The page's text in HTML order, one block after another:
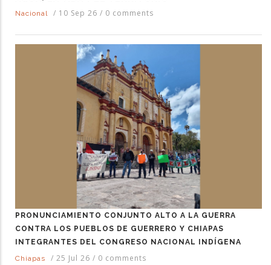
Nacional / 10 Sep 26 / 0 comments
PRONUNCIAMIENTO CONJUNTO ALTO A LA GUERRA
CONTRA LOS PUEBLOS DE GUERRERO Y CHIAPAS
INTEGRANTES DEL CONGRESO NACIONAL INDÍGENA
Chiapas
/ 25 Jul 26 / 0 comments